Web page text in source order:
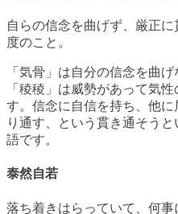
自らの信念を曲げず、厳正
度のこと。
「気骨」は自分の信念を曲
「稜稜」は威勢があって気
す。信念に自信を持ち、他
り通す、という貫き通そう
語です。
泰然自若
落ち着きはらっていて、何事